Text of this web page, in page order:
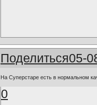
Поделиться05-
На Суперстаре есть в нормальном
0